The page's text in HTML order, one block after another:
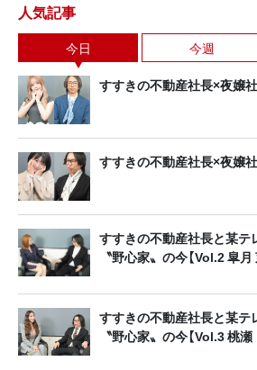
人気記事
今日 今週
すすきの不動産社長×夜嬢
すすきの不動産社長×夜嬢社
すすきの不動産社長と某テ
〝野心家〟の今【Vol.2 皐月
すすきの不動産社長と某テ
〝野心家〟の今【Vol.3 桃瀬